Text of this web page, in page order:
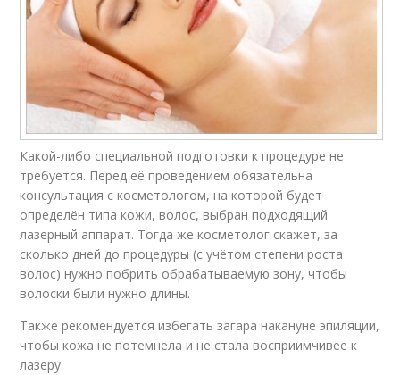
Какой-либо специальной подготовки к процедуре не
требуется. Перед её проведением обязательна
консультация с косметологом, на которой будет
определён типа кожи, волос, выбран подходящий
лазерный аппарат. Тогда же косметолог скажет, за
сколько дней до процедуры (с учётом степени роста
волос) нужно побрить обрабатываемую зону, чтобы
волоски были нужно длины.
Также рекомендуется избегать загара накануне эпиляции,
чтобы кожа не потемнела и не стала восприимчивее к
лазеру.